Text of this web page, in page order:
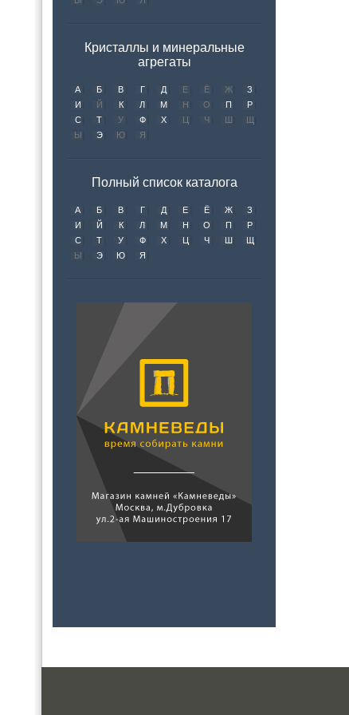
Кристаллы и минеральные
агрегаты
А Б В Г Д Е Ё Ж
З
И
Й К Л М Н О П
Р
С
Т У Ф Х Ц Ч Ш
Щ
Ы
Э Ю Я
Полный список каталога
А Б В Г Д Е Ё Ж
З
И
Й К Л М Н О П
Р
С
Т У Ф Х Ц Ч Ш
Щ
Ы
Э Ю Я